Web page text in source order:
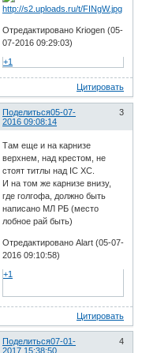
Отредактировано Kriogen (05-
07-2016 09:29:03)
+1
Цитировать
Поделиться 3
05-07-
2016 09:08:14
Там еще и на карнизе
верхнем, над крестом, не
стоят титлы над IC XC.
И на том же карнизе внизу,
где голгофа, должно быть
написано МЛ РБ (место
лобное рай быть)
Отредактировано Alart (05-07-
2016 09:10:58)
+1
Цитировать
Поделиться 4
07-01-
2017 15:38:50